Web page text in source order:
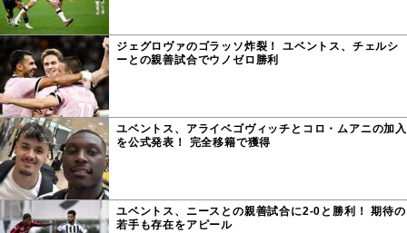
ジェグロヴァのゴラッソ炸裂！ ユベントス、チェルシ
ーとの親善試合でウノゼロ勝利
ユベントス、アライベゴヴィッチとコロ・ムアニの加入
を公式発表！ 完全移籍で獲得
ユベントス、ニースとの親善試合に2-0と勝利！ 期待の
若手も存在をアピール